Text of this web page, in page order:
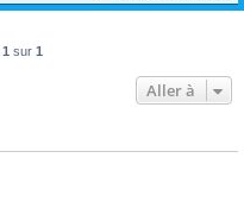
1 sur 1
Aller à